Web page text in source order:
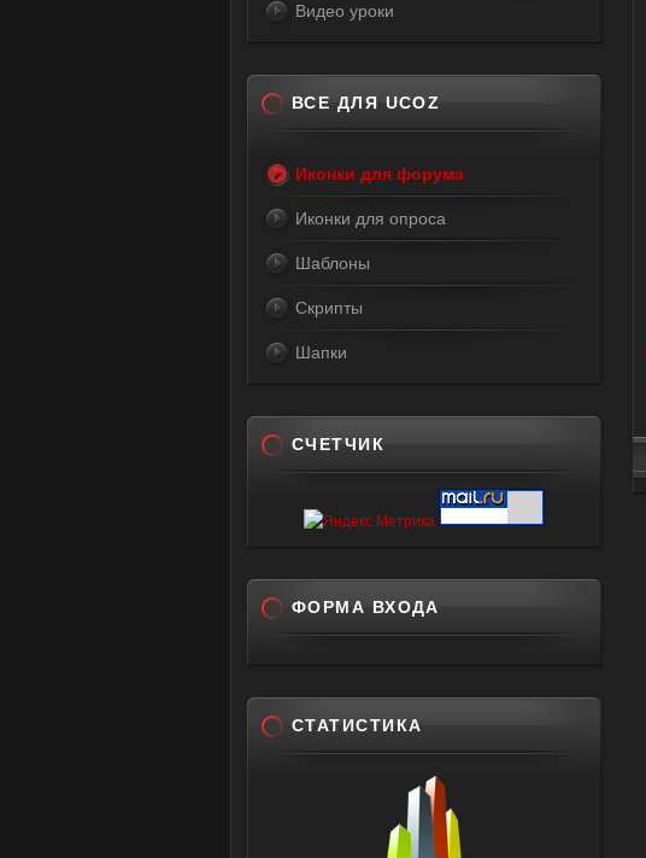
Видео уроки
ВСЕ ДЛЯ UCOZ
Иконки для форума
Иконки для опроса
Шаблоны
Скрипты
Шапки
СЧЕТЧИК
ФОРМА ВХОДА
СТАТИСТИКА